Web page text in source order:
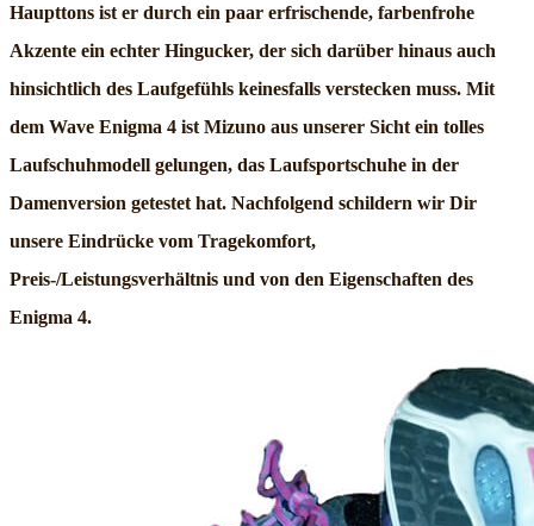
Haupttons ist er durch ein paar erfrischende, farbenfrohe
Akzente ein echter Hingucker, der sich darüber hinaus auch
hinsichtlich des Laufgefühls keinesfalls verstecken muss. Mit
dem Wave Enigma 4 ist Mizuno aus unserer Sicht ein tolles
Laufschuhmodell gelungen, das Laufsportschuhe in der
Damenversion getestet hat. Nachfolgend schildern wir Dir
unsere Eindrücke vom Tragekomfort,
Preis-/Leistungsverhältnis und von den Eigenschaften des
Enigma 4.